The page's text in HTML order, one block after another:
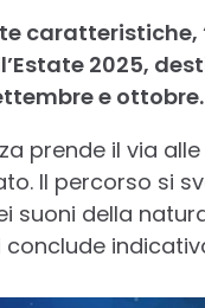
caratteristiche,
2025,
e ottobre.
prende il via
Il percorso si
suoni della
conclude